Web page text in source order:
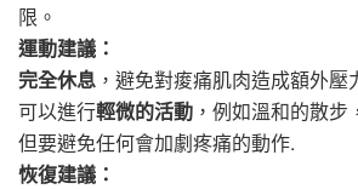
限。
運動建議：
完全休息 ，避免對痠痛肌肉造成額外壓
可以進行輕微的活動 ，例如溫和的散步
但要避免任何會加劇疼痛的動作.
恢復建議：